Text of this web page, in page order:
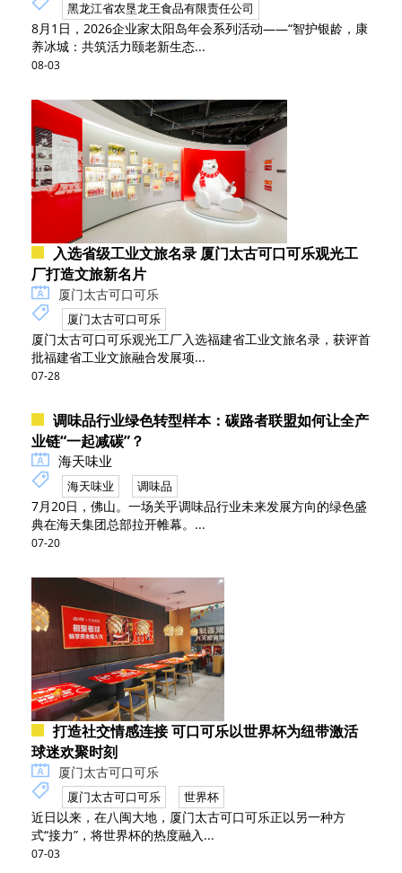
黑龙江省农垦龙王食品有限责任公司
8月1日，2026企业家太阳岛年会系列活动——“智护银龄，康
养冰城：共筑活力颐老新生态...
08-03
入选省级工业文旅名录 厦门太古可口可乐观光工
厂打造文旅新名片
厦门太古可口可乐
厦门太古可口可乐
厦门太古可口可乐观光工厂入选福建省工业文旅名录，获评首
批福建省工业文旅融合发展项...
07-28
调味品行业绿色转型样本：碳路者联盟如何让全产
业链“一起减碳”？
海天味业
海天味业 调味品
7月20日，佛山。一场关乎调味品行业未来发展方向的绿色盛
典在海天集团总部拉开帷幕。...
07-20
打造社交情感连接 可口可乐以世界杯为纽带激活
球迷欢聚时刻
厦门太古可口可乐
厦门太古可口可乐 世界杯
近日以来，在八闽大地，厦门太古可口可乐正以另一种方
式“接力”，将世界杯的热度融入...
07-03